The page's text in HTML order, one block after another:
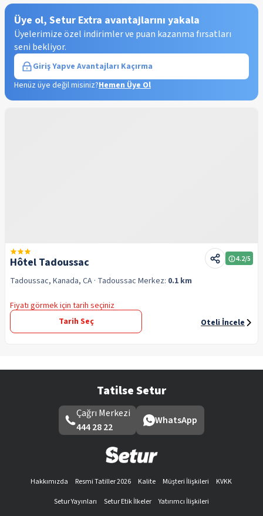
Üye ol, Setur Extra avantajlarını yakala
Üyelerimize özel indirimler ve puan kazanma fırsatları
seni bekliyor.
Giriş Yapve Avantajları Kaçırma
Henüz üye değil misiniz?Hemen Üye Ol
Hôtel Tadoussac 4.2/5
Tadoussac, Kanada, CA · Tadoussac Merkez: 0.1 km
Fiyatı görmek için tarih seçiniz
Tarih Seç
Oteli İncele
Tatilse Setur
Çağrı Merkezi
444 28 22
WhatsApp
Hakkımızda Resmi Tatiller 2026 Kalite Müşteri İlişkileri
KVKK
Setur Yayınları
Setur Etik İlkeler
Yatırımcı İlişkileri